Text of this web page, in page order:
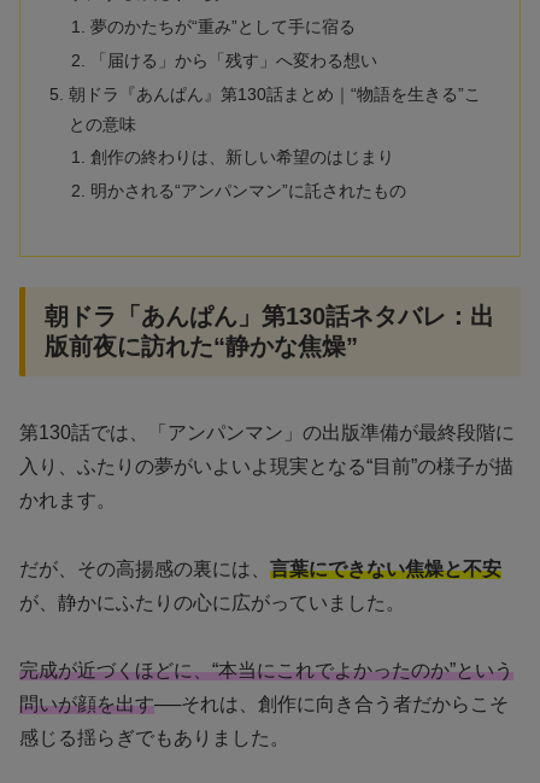
夢のかたちが“重み”として手に宿る
「届ける」から「残す」へ変わる想い
朝ドラ『あんぱん』第130話まとめ｜“物語を生きる”こ
との意味
創作の終わりは、新しい希望のはじまり
明かされる“アンパンマン”に託されたもの
朝ドラ「あんぱん」第130話ネタバレ：出
版前夜に訪れた“静かな焦燥”
第130話では、「アンパンマン」の出版準備が最終段階に
入り、ふたりの夢がいよいよ現実となる“目前”の様子が描
かれます。
だが、その高揚感の裏には、 言葉にできない焦燥と不安
が、静かにふたりの心に広がっていました。
完成が近づくほどに、“本当にこれでよかったのか”という
問いが顔を出す──それは、創作に向き合う者だからこそ
感じる揺らぎでもありました。